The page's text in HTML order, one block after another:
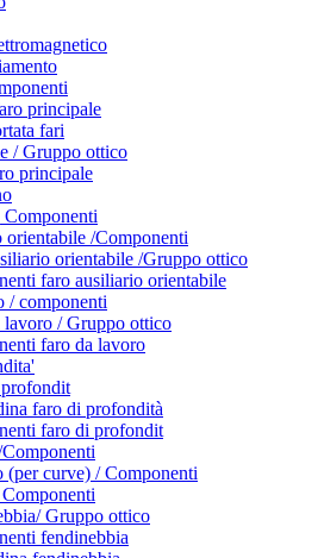
principale
fari
/ Gruppo ottico
principale
Componenti
orientabile /Componenti
orientabile /Gruppo ottico
faro ausiliario orientabile
/ componenti
lavoro / Gruppo ottico
faro da lavoro
faro di profondità
faro di profondit
(per curve) / Componenti
Gruppo ottico
fendinebbia